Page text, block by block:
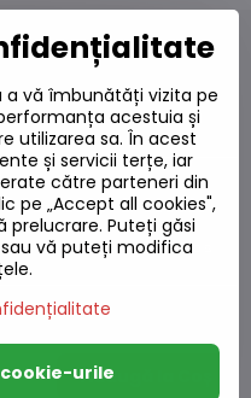
Ramen 400g
Adaugă la Coș
buckwheat 400g
Adaugă la Coș
a vă îmbunătăți vizita pe
acestuia și
utilizarea sa. În acest
și servicii terțe, iar
către parteneri din
pe „Accept all cookies",
Puteți găsi
vă puteți modifica
urile